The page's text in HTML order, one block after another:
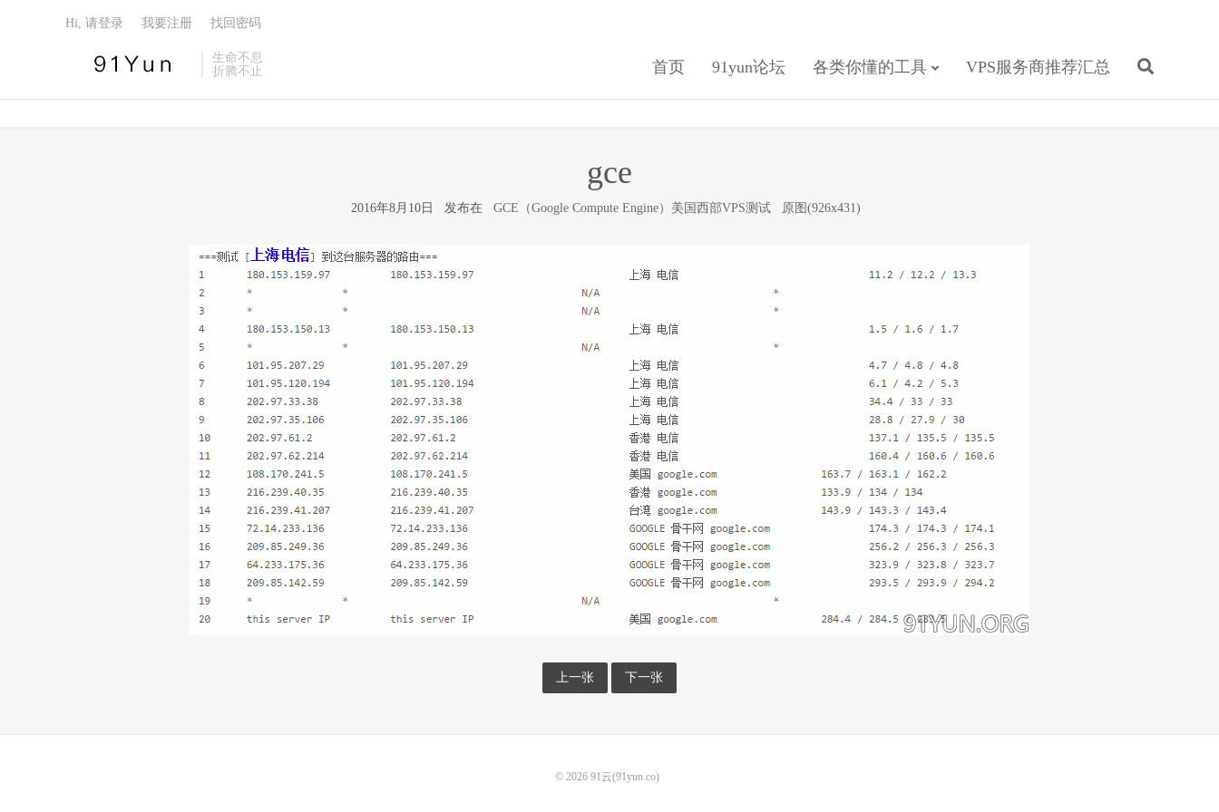
生命不息
折腾不止
首页 91yun论坛 各类你懂的工具 VPS服务商推荐汇总
Hi, 请登录 我要注册 找回密码
gce
2016年8月10日 发布在 GCE（Google Compute Engine）美国西部VPS测试 原图(926x431)
上一张 下一张
© 2026 91云(91yun.co)